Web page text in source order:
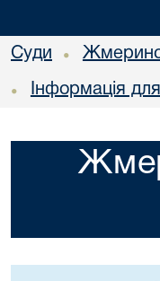
Суди •
• Інформація